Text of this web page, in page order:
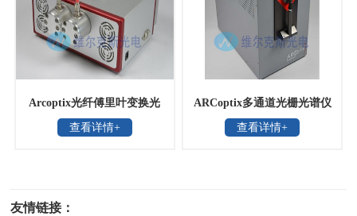
Arcoptix光纤傅里叶变换光
谱仪
查看详情+
ARCoptix多通道光栅光谱仪
查看详情+
友情链接：